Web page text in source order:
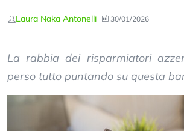
Laura Naka Antonelli 30/01/2026
La rabbia dei risparmiatori
perso tutto puntando su questa